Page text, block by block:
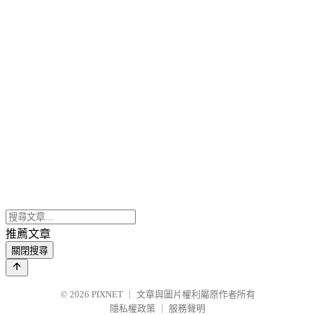
推薦文章
關閉搜尋
© 2026 PIXNET
文章與圖片權利屬原作者所有
隱私權政策
服務聲明